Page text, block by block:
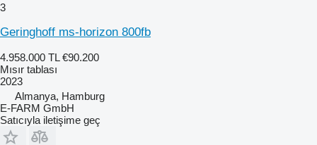
3
Geringhoff ms-horizon 800fb
4.958.000 TL €90.200
Mısır tablası
2023
Almanya, Hamburg
E-FARM GmbH
Satıcıyla iletişime geç